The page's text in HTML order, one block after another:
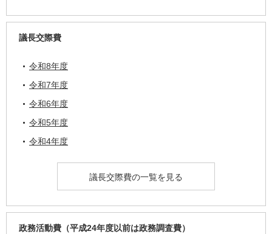
議長交際費
令和8年度
令和7年度
令和6年度
令和5年度
令和4年度
議長交際費の一覧を見る
政務活動費（平成24年度以前は政務調査費）